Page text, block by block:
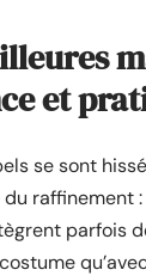
et
se sont
raffinement
parfois